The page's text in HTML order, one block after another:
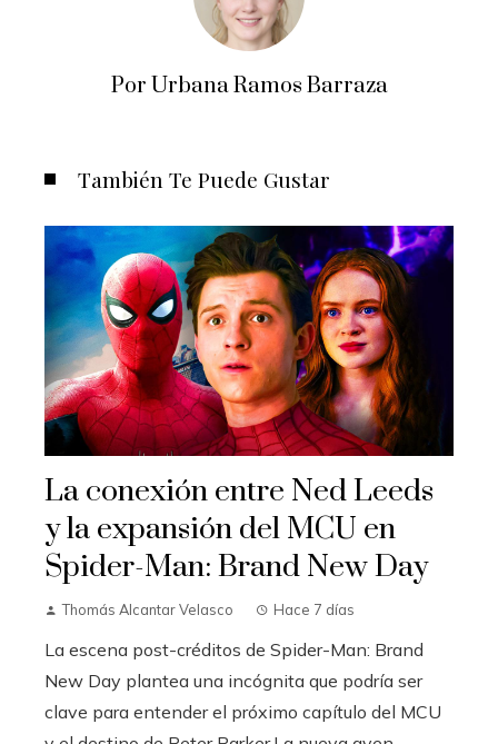
Por Urbana Ramos Barraza
También Te Puede Gustar
La conexión entre Ned Leeds
y la expansión del MCU en
Spider-Man: Brand New Day
Thomás Alcantar Velasco Hace 7 días
La escena post-créditos de Spider-Man: Brand
New Day plantea una incógnita que podría ser
clave para entender el próximo capítulo del MCU